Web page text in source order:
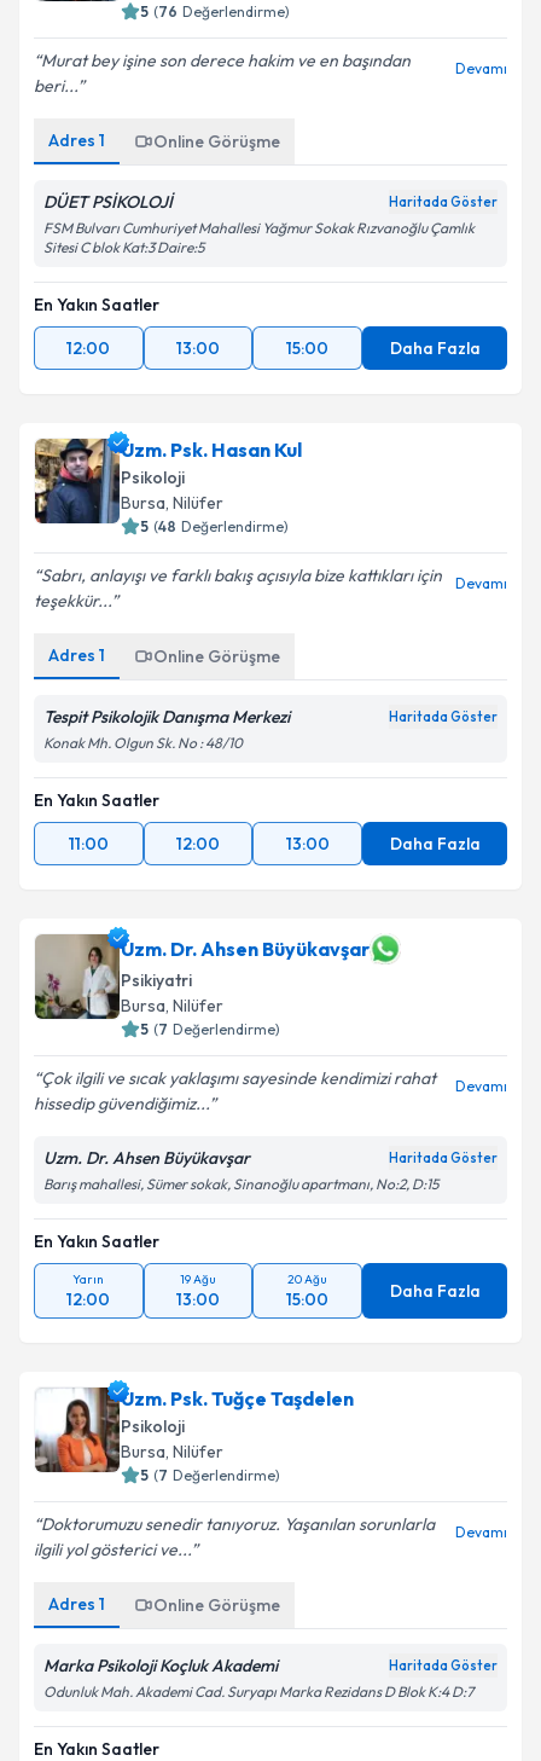
5 (76 Değerlendirme)
Murat bey işine son derece hakim ve en başından
beri...
Devamı
Adres 1 Online Görüşme
DÜET PSİKOLOJİ Haritada Göster
FSM Bulvarı Cumhuriyet Mahallesi Yağmur Sokak Rızvanoğlu Çamlık
Sitesi C blok Kat:3 Daire:5
En Yakın Saatler
12:00
13:00 15:00 Daha Fazla
Uzm. Psk. Hasan Kul
Psikoloji
Bursa, Nilüfer
5 (48 Değerlendirme)
Sabrı, anlayışı ve farklı bakış açısıyla bize kattıkları için
teşekkür...
Devamı
Adres 1 Online Görüşme
Tespit Psikolojik Danışma Merkezi Haritada Göster
Konak Mh. Olgun Sk. No : 48/10
En Yakın Saatler
11:00
12:00 13:00 Daha Fazla
Uzm. Dr. Ahsen Büyükavşar
Psikiyatri
Bursa, Nilüfer
5 (7 Değerlendirme)
Çok ilgili ve sıcak yaklaşımı sayesinde kendimizi rahat
hissedip güvendiğimiz...
Devamı
Uzm. Dr. Ahsen Büyükavşar Haritada Göster
Barış mahallesi, Sümer sokak, Sinanoğlu apartmanı, No:2, D:15
En Yakın Saatler
Yarın
12:00
19 Ağu
13:00
20 Ağu
15:00 Daha Fazla
Uzm. Psk. Tuğçe Taşdelen
Psikoloji
Bursa, Nilüfer
5 (7 Değerlendirme)
Doktorumuzu senedir tanıyoruz. Yaşanılan sorunlarla
ilgili yol gösterici ve...
Devamı
Adres 1 Online Görüşme
Marka Psikoloji Koçluk Akademi Haritada Göster
Odunluk Mah. Akademi Cad. Suryapı Marka Rezidans D Blok K:4 D:7
En Yakın Saatler